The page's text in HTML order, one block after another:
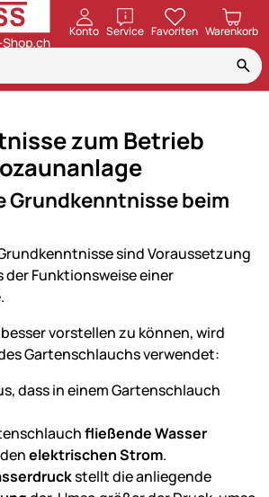
Konto ServiceöffnenFavoriten Warenkorb
zum Betrieb
Grundkenntnisse beim
sind Voraussetzung
der Funktionsweise einer
vorstellen zu können, wird
Gartenschlauchs verwendet:
dass in einem Gartenschlauch
fließende Wasser
elektrischen Strom.
stellt die anliegende